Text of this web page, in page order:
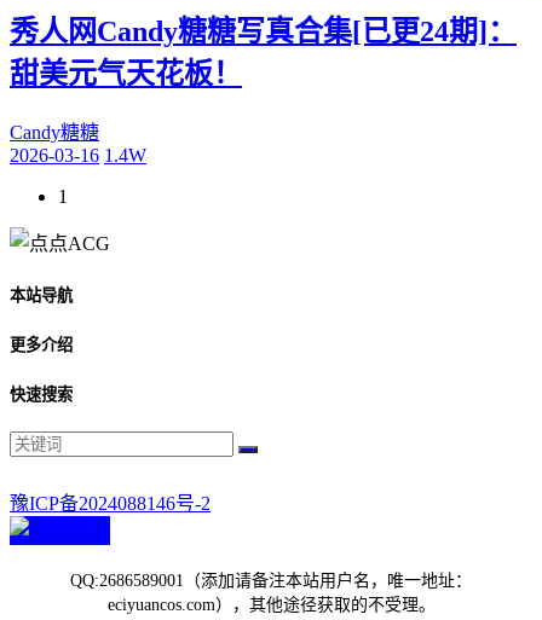
秀人网Candy糖糖写真合集[已更24期]：
甜美元气天花板！
Candy糖糖
2026-03-16 1.4W
1
本站导航
更多介绍
快速搜索
豫ICP备2024088146号-2
QQ:2686589001（添加请备注本站用户名，唯一地址：
eciyuancos.com），其他途径获取的不受理。